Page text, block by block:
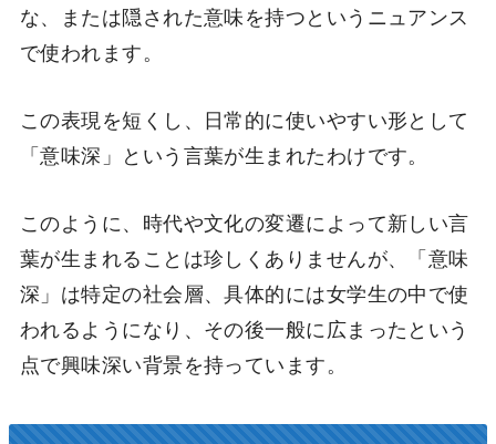
な、または隠された意味を持つというニュアンス
で使われます。
この表現を短くし、日常的に使いやすい形として
「意味深」という言葉が生まれたわけです。
このように、時代や文化の変遷によって新しい言
葉が生まれることは珍しくありませんが、「意味
深」は特定の社会層、具体的には女学生の中で使
われるようになり、その後一般に広まったという
点で興味深い背景を持っています。